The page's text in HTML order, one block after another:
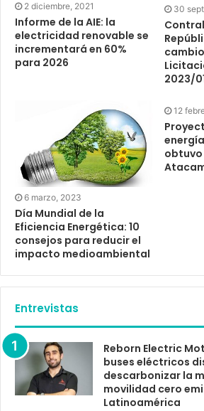
2 diciembre, 2021
Informe de la AIE: la
electricidad renovable se
incrementará en 60%
para 2026
30
2023/
6 marzo, 2023
Día Mundial de la
Eficiencia Energética: 10
consejos para reducir el
impacto medioambiental
12
obtuvo
Entrevistas
Reborn Electric
buses eléctricos
descarbonizar la
movilidad cero
Latinoamérica